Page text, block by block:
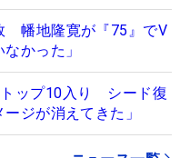
幡地隆寛が『75』でV
かった」
ップ10入り シード復
ジが消えてきた」